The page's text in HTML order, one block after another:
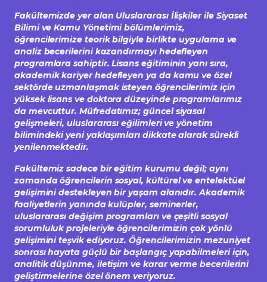
Fakültemizde yer alan Uluslararası İlişkiler ile Siyaset
Bilimi ve Kamu Yönetimi bölümlerimiz,
öğrencilerimize teorik bilgiyle birlikte uygulama ve
analiz becerilerini kazandırmayı hedefleyen
programlara sahiptir. Lisans eğitiminin yanı sıra,
akademik kariyer hedefleyen ya da kamu ve özel
sektörde uzmanlaşmak isteyen öğrencilerimiz için
yüksek lisans ve doktora düzeyinde programlarımız
da mevcuttur. Müfredatımız; güncel siyasal
gelişmeleri, uluslararası eğilimleri ve yönetim
bilimindeki yeni yaklaşımları dikkate alarak sürekli
yenilenmektedir.
Fakültemiz sadece bir eğitim kurumu değil; aynı
zamanda öğrencilerin sosyal, kültürel ve entelektüel
gelişimini destekleyen bir yaşam alanıdır. Akademik
faaliyetlerin yanında kulüpler, seminerler,
uluslararası değişim programları ve çeşitli sosyal
sorumluluk projeleriyle öğrencilerimizin çok yönlü
gelişimini teşvik ediyoruz. Öğrencilerimizin mezuniyet
sonrası hayata güçlü bir başlangıç yapabilmeleri için,
analitik düşünme, iletişim ve karar verme becerilerini
geliştirmelerine özel önem veriyoruz.